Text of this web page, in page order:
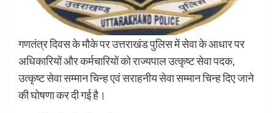
गणतंत्र दिवस के मौके पर उत्तराखंड पुलिस में सेवा के आधार पर
अधिकारियों और कर्मचारियों को राज्यपाल उत्कृष्ट सेवा पदक,
उत्कृष्ट सेवा सम्मान चिन्ह एवं सराहनीय सेवा सम्मान चिन्ह दिए जाने
की घोषणा कर दी गई है।